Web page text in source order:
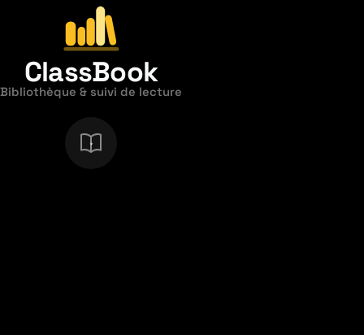
ClassBook
Bibliothèque & suivi de lecture